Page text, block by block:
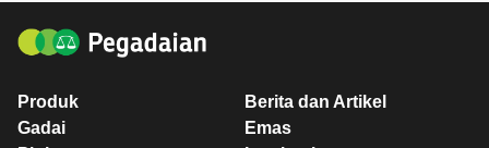
Produk
Gadai
Berita dan Artikel
Emas